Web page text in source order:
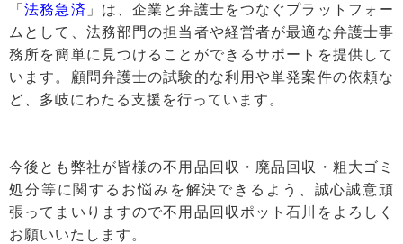
「法務急済 」は、企業と弁護士をつなぐプラットフォー
ムとして、法務部門の担当者や経営者が最適な弁護士事
務所を簡単に見つけることができるサポートを提供して
います。顧問弁護士の試験的な利用や単発案件の依頼な
ど、多岐にわたる支援を行っています。
今後とも弊社が皆様の不用品回収・廃品回収・粗大ゴミ
処分等に関するお悩みを解決できるよう、誠心誠意頑
張ってまいりますので不用品回収ポット石川をよろしく
お願いいたします。